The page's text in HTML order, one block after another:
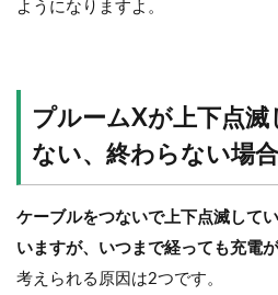
ようになりますよ。
プルームXが上下点滅
ない、終わらない場合
ケーブルをつないで上下点滅して
いますが、いつまで経っても充電
考えられる原因は2つです。